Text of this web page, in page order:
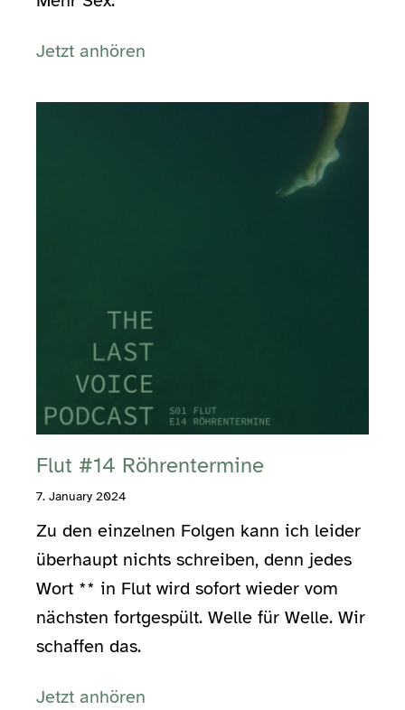
Jetzt anhören
Flut #14 Röhrentermine
7. January 2024
Zu den einzelnen Folgen kann ich leider
überhaupt nichts schreiben, denn jedes
Wort ** in Flut wird sofort wieder vom
nächsten fortgespült. Welle für Welle. Wir
schaffen das.
Jetzt anhören